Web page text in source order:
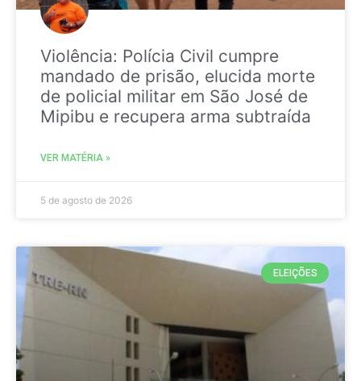
Violência: Polícia Civil cumpre
mandado de prisão, elucida morte
de policial militar em São José de
Mipibu e recupera arma subtraída
VER MATÉRIA »
5 de agosto de 2026
ELEIÇÕES